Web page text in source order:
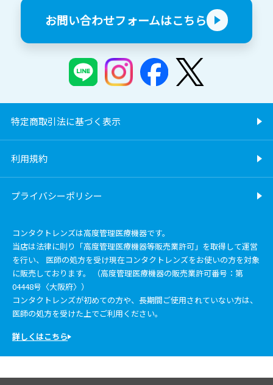
お問い合わせフォームはこちら
特定商取引法に基づく表示
利用規約
プライバシーポリシー
コンタクトレンズは高度管理医療機器です。
当店は法律に則り「高度管理医療機器等販売業許可」を取得して運営
を行い、 医師の処方を受け現在コンタクトレンズをお使いの方を対象
に販売しております。 （高度管理医療機器の販売業許可番号：第
04448号〈大阪府〉）
コンタクトレンズが初めての方や、長期間ご使用されていない方は、
医師の処方を受けた上でご利用ください。
詳しくはこちら